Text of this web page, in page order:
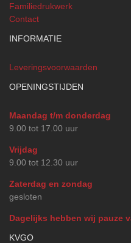
Familiedrukwerk
Contact
INFORMATIE
Leveringsvoorwaarden
OPENINGSTIJDEN
Maandag t/m donderdag
9.00 tot 17.00 uur
Vrijdag
9.00 tot 12.30 uur
Zaterdag en zondag
gesloten
Dagelijks hebben wij pauze
KVGO